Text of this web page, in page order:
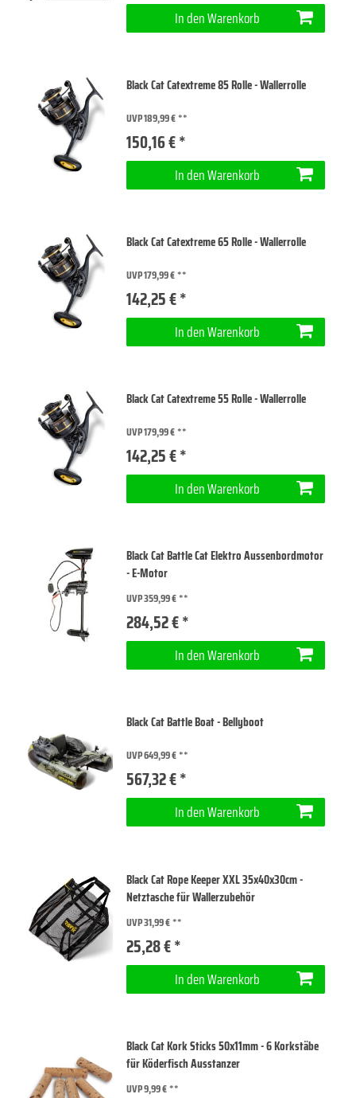
In den Warenkorb
Black Cat Catextreme 85 Rolle - Wallerrolle
UVP 189,99 €
150,16 € *
In den Warenkorb
Black Cat Catextreme 65 Rolle - Wallerrolle
UVP 179,99 €
142,25 € *
In den Warenkorb
Black Cat Catextreme 55 Rolle - Wallerrolle
UVP 179,99 €
142,25 € *
In den Warenkorb
Black Cat Battle Cat Elektro Aussenbordmotor
- E-Motor
UVP 359,99 €
284,52 € *
In den Warenkorb
Black Cat Battle Boat - Bellyboot
UVP 649,99 €
567,32 € *
In den Warenkorb
Black Cat Rope Keeper XXL 35x40x30cm -
Netztasche für Wallerzubehör
UVP 31,99 €
25,28 € *
In den Warenkorb
Black Cat Kork Sticks 50x11mm - 6 Korkstäbe
für Köderfisch Ausstanzer
UVP 9,99 €